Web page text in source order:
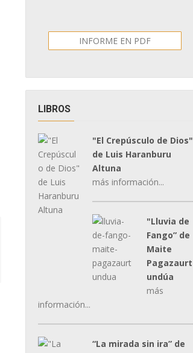
INFORME EN PDF
LIBROS
"El Crepúsculo de Dios"
de Luis Haranburu
Altuna
más información...
"Lluvia de
Fango” de
Maite
Pagazaurt
undúa
más
información...
“La mirada sin ira” de